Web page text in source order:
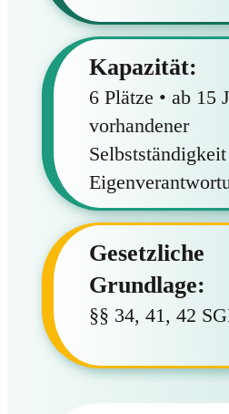
Kapazität:
6 Plätze • ab 15
vorhandener
Gesetzliche
Grundlage:
§§ 34, 41, 42